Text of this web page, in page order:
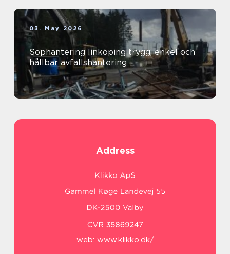
03. May 2026
Sophantering linköping trygg, enkel och
hållbar avfallshantering
Address
web: www.klikko.dk/